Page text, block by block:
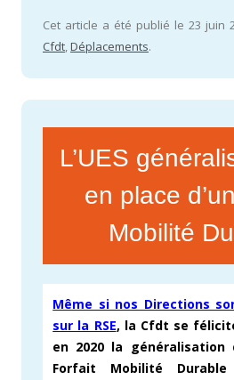
Cet article a été publié le 23 juin
Cfdt,Déplacements.
L’UES
en place
Mobilité
Même si nos Directions
sur la RSE, la Cfdt se
en 2020 la généralisation
Forfait Mobilité